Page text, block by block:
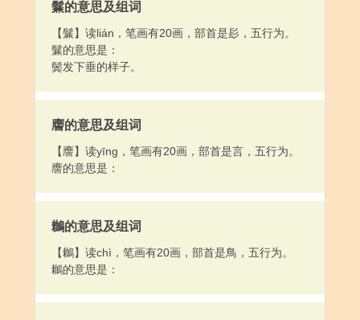
鬑的意思及组词
【鬑】读lián，笔画有20画，部首是髟，五行为。
鬑的意思是：
鬓发下垂的样子。
譍的意思及组词
【譍】读yīng，笔画有20画，部首是言，五行为。
譍的意思是：
鶒的意思及组词
【鶒】读chì，笔画有20画，部首是鳥，五行为。
鶒的意思是：